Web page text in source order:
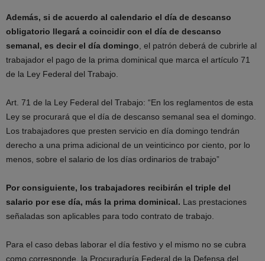
Además, si de acuerdo al calendario el día de descanso
obligatorio llegará a coincidir con el día de descanso
semanal, es decir el día domingo , el patrón deberá de cubrirle al
trabajador el pago de la prima dominical que marca el artículo 71
de la Ley Federal del Trabajo.
Art. 71 de la Ley Federal del Trabajo: “En los reglamentos de esta
Ley se procurará que el día de descanso semanal sea el domingo.
Los trabajadores que presten servicio en día domingo tendrán
derecho a una prima adicional de un veinticinco por ciento, por lo
menos, sobre el salario de los días ordinarios de trabajo”
Por consiguiente, los trabajadores recibirán el triple del
salario por ese día, más la prima dominical. Las prestaciones
señaladas son aplicables para todo contrato de trabajo.
Para el caso debas laborar el día festivo y el mismo no se cubra
como corresponde, la Procuraduría Federal de la Defensa del